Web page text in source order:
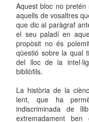
Aquest bloc no
aquells de vosaltres
que dic al paràgraf
el seu paladí en
propòsit no és
qüestió sobre la qual
del lloc de la
bibliòfils.
La història de la
lent, que ha
indiscriminada de
extremadament